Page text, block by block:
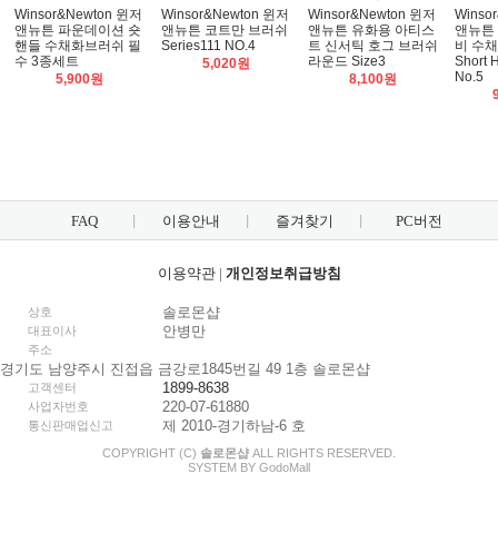
Winsor&Newton 윈저
앤뉴튼 파운데이션 숏
핸들 수채화브러쉬 필
수 3종세트
5,900원
Winsor&Newton 윈저
앤뉴튼 코트만 브러쉬
Series111 NO.4
5,020원
Winsor&Newton 윈저
앤뉴튼 유화용 아티스
트 신서틱 호그 브러쉬
라운드 Size3
8,100원
앤뉴튼
비 수
Short
No.5
FAQ 이용안내 즐겨찾기 PC버전
이용약관| 개인정보취급방침
상호 솔로몬샵
대표이사 안병만
주소
경기도 남양주시 진접읍 금강로1845번길 49 1층 솔로몬샵
고객센터 1899-8638
사업자번호 220-07-61880
통신판매업신고 제 2010-경기하남-6 호
COPYRIGHT (C) 솔로몬샵 ALL RIGHTS RESERVED.
SYSTEM BY GodoMall